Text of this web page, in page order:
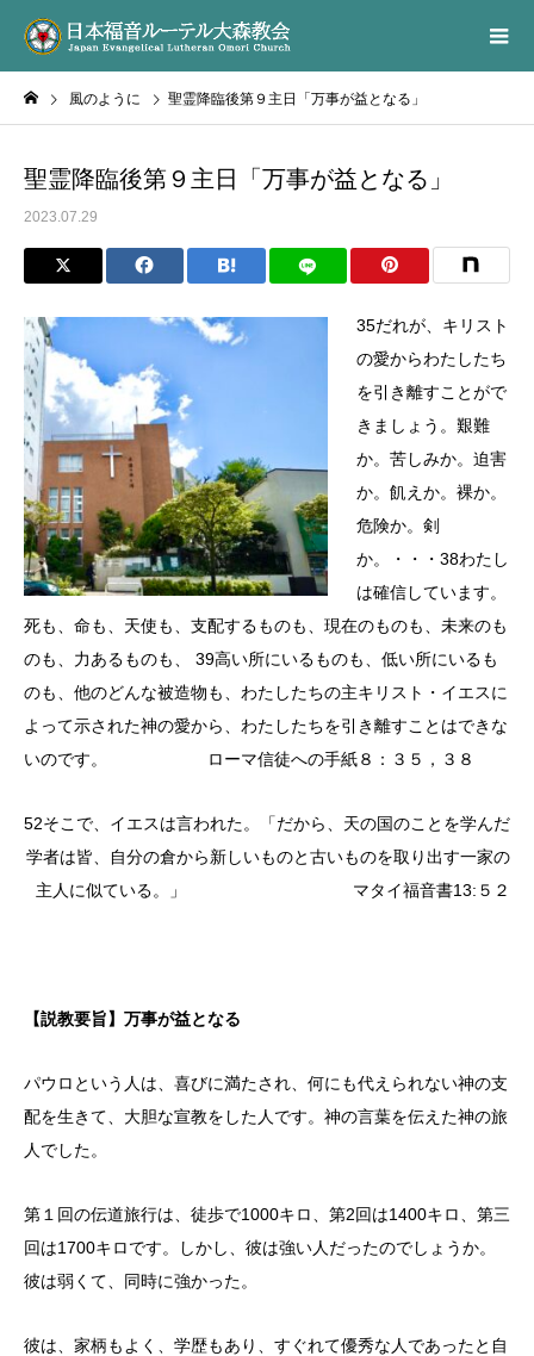
風のように 聖霊降臨後第９主日「万事が益となる」
聖霊降臨後第９主日「万事が益となる」
2023.07.29
35だれが、キリスト
の愛からわたしたち
を引き離すことがで
きましょう。艱難
か。苦しみか。迫害
か。飢えか。裸か。
危険か。剣
か。・・・38わたし
は確信しています。
死も、命も、天使も、支配するものも、現在のものも、未来のも
のも、力あるものも、 39高い所にいるものも、低い所にいるも
のも、他のどんな被造物も、わたしたちの主キリスト・イエスに
よって示された神の愛から、わたしたちを引き離すことはできな
いのです。 ローマ信徒への手紙８：３５，３８
52そこで、イエスは言われた。「だから、天の国のことを学んだ
学者は皆、自分の倉から新しいものと古いものを取り出す一家の
主人に似ている。」 マタイ福音書13:５２
【説教要旨】万事が益となる
パウロという人は、喜びに満たされ、何にも代えられない神の支
配を生きて、大胆な宣教をした人です。神の言葉を伝えた神の旅
人でした。
第１回の伝道旅行は、徒歩で1000キロ、第2回は1400キロ、第三
回は1700キロです。しかし、彼は強い人だったのでしょうか。
彼は弱くて、同時に強かった。
彼は、家柄もよく、学歴もあり、すぐれて優秀な人であったと自